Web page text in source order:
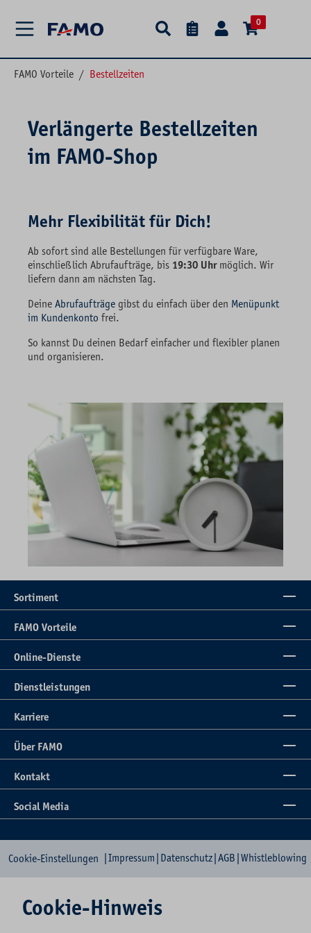
0
FAMO Vorteile / Bestellzeiten
Verlängerte Bestellzeiten
im FAMO-Shop
Mehr Flexibilität für Dich!
Ab sofort sind alle Bestellungen für verfügbare Ware,
einschließlich Abrufaufträge, bis 19:30 Uhrmöglich. Wir
liefern dann am nächsten Tag.
Deine Abrufaufträge gibst du einfach über den Menüpunkt
im Kundenkonto frei.
So kannst Du deinen Bedarf einfacher und flexibler planen
und organisieren.
Sortiment
FAMO Vorteile
Online-Dienste
Dienstleistungen
Karriere
Über FAMO
Kontakt
Social Media
Cookie-Einstellungen Impressum Datenschutz AGB Whistleblowing
Cookie-Hinweis